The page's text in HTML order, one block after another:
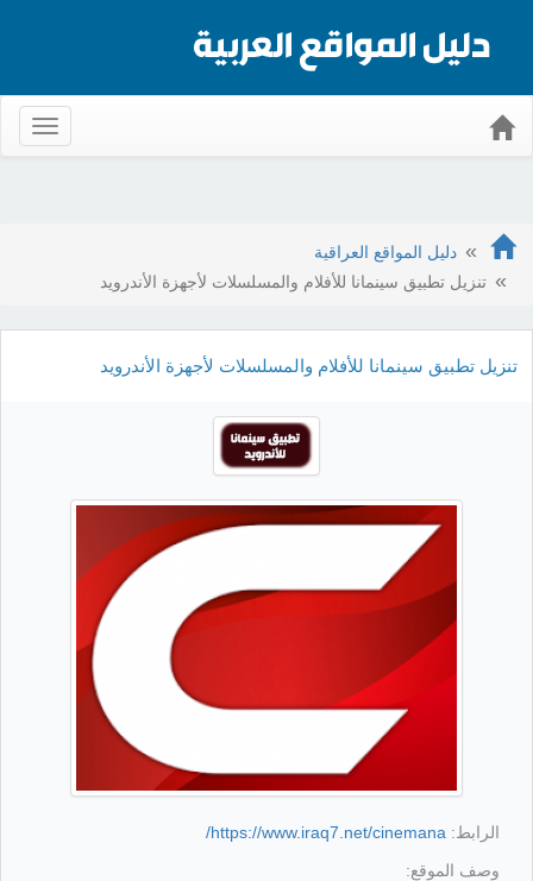
دليل المواقع العراقية
تنزيل تطبيق سينمانا للأفلام والمسلسلات لأجهزة الأندرويد
تنزيل تطبيق سينمانا للأفلام والمسلسلات لأجهزة الأندرويد
الرابط: https://www.iraq7.net/cinemana/
وصف الموقع: